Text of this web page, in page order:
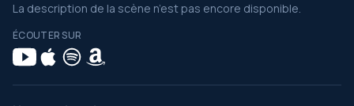
La description de la scène n’est pas encore disponible.
ÉCOUTER SUR